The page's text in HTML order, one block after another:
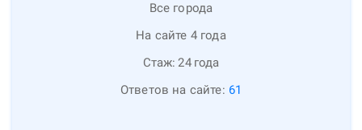
Все города
На сайте 4 года
Стаж: 24 года
Ответов на сайте: 61